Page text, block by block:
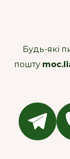
Будь-які
пошту